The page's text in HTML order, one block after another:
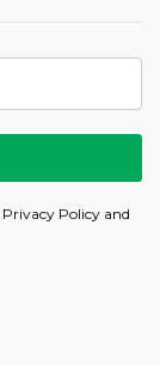
Privacy Policy and